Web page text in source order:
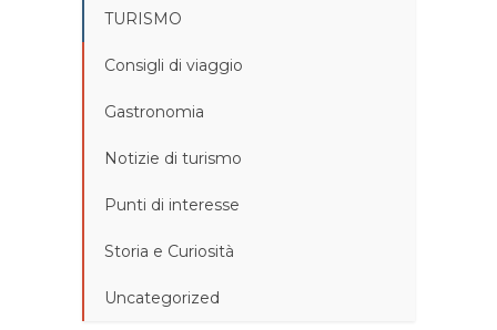
TURISMO
Consigli di viaggio
Gastronomia
Notizie di turismo
Punti di interesse
Storia e Curiosità
Uncategorized